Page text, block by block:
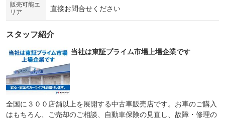
販売可能エ
リア
直接お問合せください
スタッフ紹介
当社は東証プライム市場上場企業です
全国に３００店舗以上を展開する中古車販売店です。お車のご購入
はもちろん、ご売却のご相談、自動車保険の見直し、故障・修理の